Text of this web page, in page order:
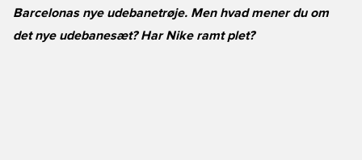
Barcelonas nye udebanetrøje. Men hvad mener du om
det nye udebanesæt? Har Nike ramt plet?